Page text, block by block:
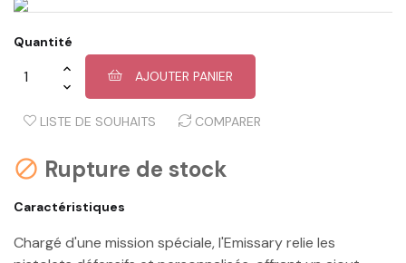
Quantité
AJOUTER PANIER
LISTE DE SOUHAITS COMPARER
 Rupture de stock
Caractéristiques
Chargé d'une mission spéciale, l'Emissary relie les